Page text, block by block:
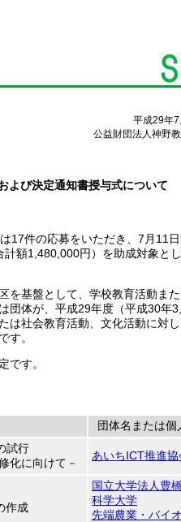
平成29年7
公益財団法人神野
よび決定通知書授与式について
17件の応募をいただき、7月11
額1,480,000円）を助成対象と
を基盤として、学校教育活動ま
団体が、平成29年度（平成30年3
は社会教育活動、文化活動に対し
す。
です。
団体名または個
試行
化に向けて－
あいちICT推進協
作成
国立大学法人豊
科学大学
先端農業・バイ